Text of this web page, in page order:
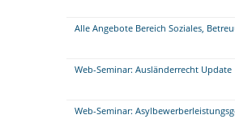
Alle Angebote Bereich Soziales,
Web-Seminar: Ausländerrecht Update
Web-Seminar: